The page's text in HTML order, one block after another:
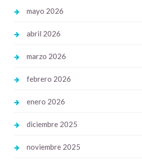
mayo 2026
abril 2026
marzo 2026
febrero 2026
enero 2026
diciembre 2025
noviembre 2025